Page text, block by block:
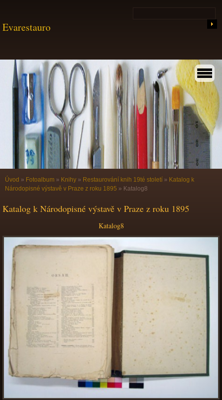
Evarestauro
Úvod » Fotoalbum » Knihy » Restaurování knih 19té století » Katalog k
Národopisné výstavě v Praze z roku 1895 » Katalog8
Katalog k Národopisné výstavě v Praze z roku 1895
Katalog8